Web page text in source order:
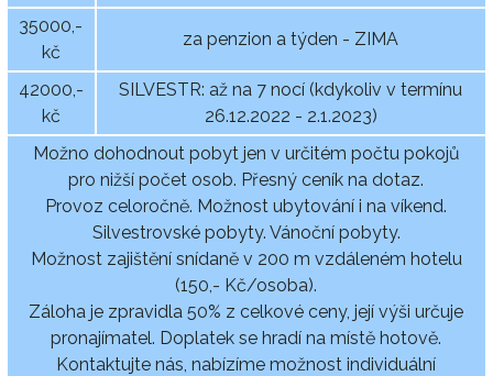
35000,-
kč
za penzion a týden - ZIMA
42000,-
kč
SILVESTR: až na 7 nocí (kdykoliv v termínu
26.12.2022 - 2.1.2023)
Možno dohodnout pobyt jen v určitém počtu pokojů
pro nižší počet osob. Přesný ceník na dotaz.
Provoz celoročně. Možnost ubytování i na víkend.
Silvestrovské pobyty. Vánoční pobyty.
Možnost zajištění snídaně v 200 m vzdáleném hotelu
(150,- Kč/osoba).
Záloha je zpravidla 50% z celkové ceny, její výši určuje
pronajímatel. Doplatek se hradí na místě hotově.
Kontaktujte nás, nabízíme možnost individuální